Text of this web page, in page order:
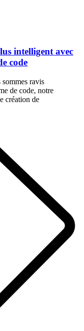
intelligent avec
code
ravis
de code, notre
création de